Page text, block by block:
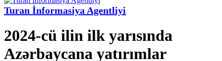
Turan İnformasiya Agentliyi
2024-cü ilin ilk yarısında
Azərbaycana yatırımlar